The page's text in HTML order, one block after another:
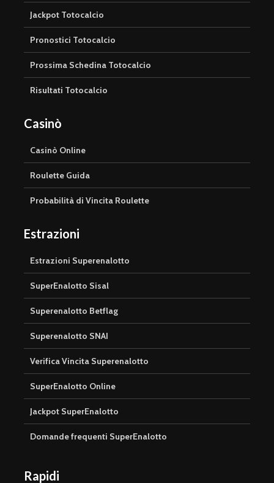
Jackpot Totocalcio
Pronostici Totocalcio
Prossima Schedina Totocalcio
Risultati Totocalcio
Casinò
Casinò Online
Roulette Guida
Probabilità di Vincita Roulette
Estrazioni
Estrazioni Superenalotto
SuperEnalotto Sisal
Superenalotto Betflag
Superenalotto SNAI
Verifica Vincita Superenalotto
SuperEnalotto Online
Jackpot SuperEnalotto
Domande frequenti SuperEnalotto
Rapidi